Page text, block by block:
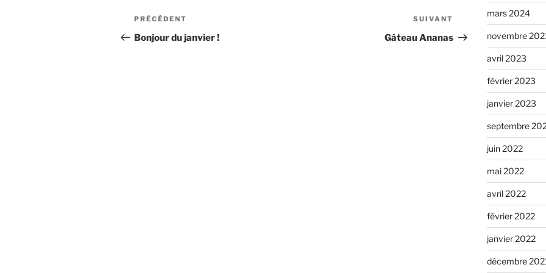
Navigation
de
Article
précédent
PRÉCÉDENT
Bonjour du janvier !
suivant
SUIVANT
Gâteau Ananas
mars 2024
novembre
avril 2023
février 2023
janvier 2023
septembre
juin 2022
mai 2022
avril 2022
février 2022
janvier 2022
décembre